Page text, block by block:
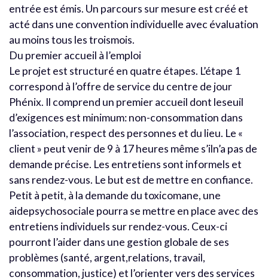
entrée est émis. Un parcours sur mesure est créé et
acté dans une convention individuelle avec évaluation
au moins tous les troismois.
Du premier accueil à l’emploi
Le projet est structuré en quatre étapes. L’étape 1
correspond à l’offre de service du centre de jour
Phénix. Il comprend un premier accueil dont leseuil
d’exigences est minimum: non-consommation dans
l’association, respect des personnes et du lieu. Le «
client » peut venir de 9 à 17 heures même s’iln’a pas de
demande précise. Les entretiens sont informels et
sans rendez-vous. Le but est de mettre en confiance.
Petit à petit, à la demande du toxicomane, une
aidepsychosociale pourra se mettre en place avec des
entretiens individuels sur rendez-vous. Ceux-ci
pourront l’aider dans une gestion globale de ses
problèmes (santé, argent,relations, travail,
consommation, justice) et l’orienter vers des services